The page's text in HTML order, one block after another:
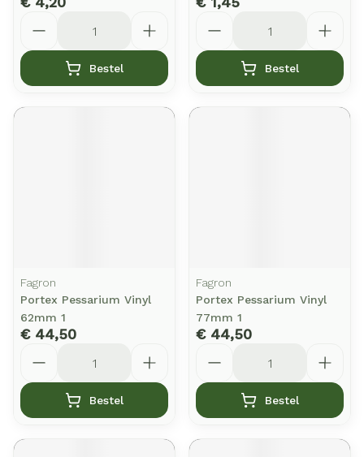
Bestel Bestel
Fagron
Portex Pessarium Vinyl
62mm 1
€ 44,50
Bestel
Fagron
Portex Pessarium Vinyl
77mm 1
€ 44,50
Bestel